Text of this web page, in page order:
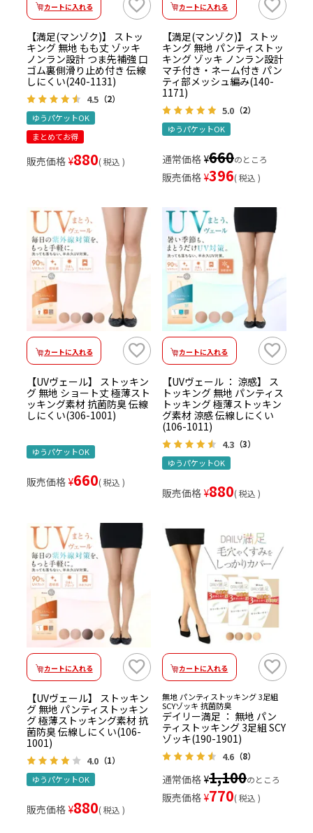
カートに入れる
【満足(マンゾク)】 ストッ
キング 無地 もも丈 ゾッキ
ノンラン設計 つま先補強 口
ゴム裏側滑り止め付き 伝線
しにくい(240-1131)
4.5 （2）
ゆうパケットOK
まとめてお得
販売価格 ¥880 税込
カートに入れる
【満足(マンゾク)】 ストッ
キング 無地 パンティストッ
キング ゾッキ ノンラン設計
マチ付き・ネーム付き パン
ティ部メッシュ編み(140-
1171)
5.0 （2）
ゆうパケットOK
通常価格 ¥660のところ
販売価格 ¥396 税込
カートに入れる
【UVヴェール】 ストッキン
グ 無地 ショート丈 極薄スト
ッキング素材 抗菌防臭 伝線
しにくい(306-1001)
ゆうパケットOK
販売価格 ¥660 税込
カートに入れる
【UVヴェール ： 涼感】 ス
トッキング 無地 パンティス
トッキング 極薄ストッキン
グ素材 涼感 伝線しにくい
(106-1011)
4.3 （3）
ゆうパケットOK
販売価格 ¥880 税込
カートに入れる
【UVヴェール】 ストッキン
グ 無地 パンティストッキン
グ 極薄ストッキング素材 抗
菌防臭 伝線しにくい(106-
1001)
4.0 （1）
ゆうパケットOK
販売価格 ¥880 税込
カートに入れる
無地 パンティストッキング 3足組
SCYゾッキ 抗菌防臭
デイリー満足 ： 無地 パン
ティストッキング 3足組 SCY
ゾッキ(190-1901)
4.6 （8）
通常価格 ¥1,100のところ
販売価格 ¥770 税込